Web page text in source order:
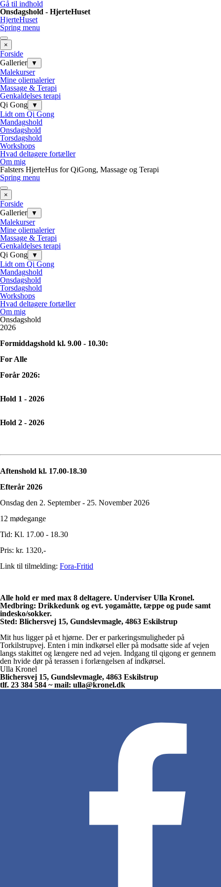
Gå til indhold
Onsdagshold - HjerteHuset
HjerteHuset
Spring menu
×
Forside
Gallerier
▼
Malekurser
Mine oliemalerier
Massage & Terapi
Genkaldelses terapi
Qi Gong
▼
Lidt om Qi Gong
Mandagshold
Onsdagshold
Torsdagshold
Workshops
Hvad deltagere fortæller
Om mig
Falsters HjerteHus for QiGong, Massage og Terapi
Spring menu
×
Forside
Gallerier
▼
Malekurser
Mine oliemalerier
Massage & Terapi
Genkaldelses terapi
Qi Gong
▼
Lidt om Qi Gong
Mandagshold
Onsdagshold
Torsdagshold
Workshops
Hvad deltagere fortæller
Om mig
Onsdagshold
2026
Formiddagshold kl. 9.00 - 10.30:
For Alle
Forår 2026:
Hold 1 - 2026
Hold 2 - 2026
Aftenshold kl. 17.00-18.30
Efterår 2026
Onsdag den 2. September - 25. November 2026
12 mødegange
Tid: Kl. 17.00 - 18.30
Pris: kr. 1320,-
Link til tilmelding: Fora-Fritid
Alle hold er med max 8 deltagere. Underviser Ulla Kronel.
Medbring: Drikkedunk og evt. yogamåtte, tæppe og pude samt
indesko/sokker.
Sted: Blichersvej 15, Gundslevmagle, 4863 Eskilstrup
Mit hus ligger på et hjørne. Der er parkeringsmuligheder på
Torkilstrupvej. Enten i min indkørsel eller på modsatte side af vejen
langs stakittet og længere ned ad vejen. Indgang til qigong er gennem
den hvide dør på terassen i forlængelsen af indkørsel.
Ulla Kronel
Blichersvej 15, Gundslevmagle, 4863 Eskilstrup
tlf. 23 384 584 ~ mail: ulla@kronel.dk